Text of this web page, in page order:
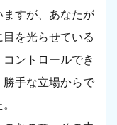
すが、あなたが
を光らせている
ントロールでき
手な立場からで